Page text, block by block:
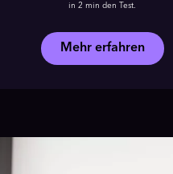
in 2 min den Test.
Mehr erfahren